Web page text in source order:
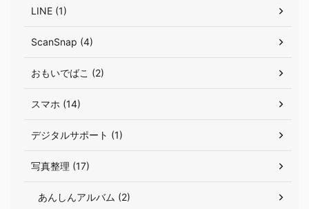
LINE (1)
ScanSnap (4)
おもいでばこ (2)
スマホ (14)
デジタルサポート (1)
写真整理 (17)
あんしんアルバム (2)